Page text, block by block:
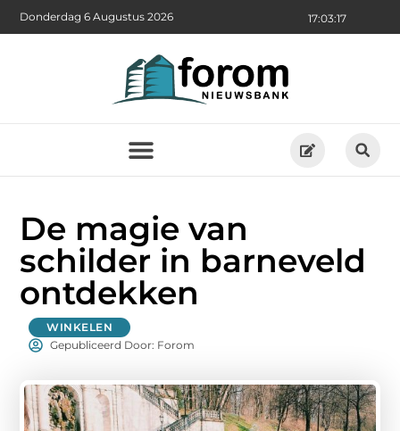
17:03:19
Donderdag 6 Augustus 2026
De magie van
schilder in barneveld
ontdekken
WINKELEN
Gepubliceerd Door: Forom